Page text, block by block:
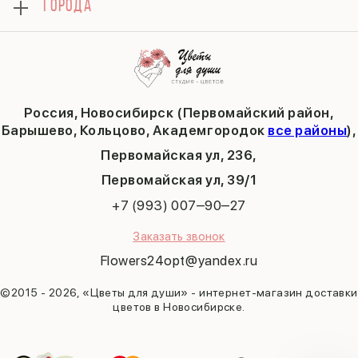
Россия, Новосибирск (Первомайский район,
Барышево, Кольцово, Академгородок все районы),
Первомайская ул, 236,
​Первомайская ул, 39/1
+7 (993) 007‒90‒27
Заказать звонок
Flowers24opt@yandex.ru
©2015 - 2026, «Цветы для души» - интернет-магазин доставки
цветов в Новосибирске.
Политика конфиденциальности
Публичная оферта
Тюльпаны
День учителя
Пасха
9 мая
ГОРОДА